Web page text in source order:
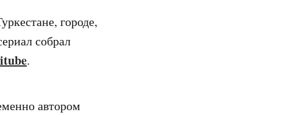
городе,
собрал
.
автором